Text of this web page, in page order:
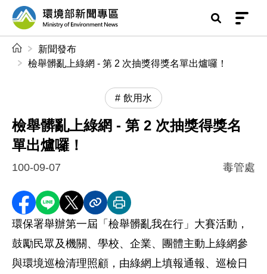
前往中央內容區塊
環境部新聞專區
新聞發布
檢舉髒亂上綠網 - 第 2 次抽獎得獎名單出爐囉！
飲用水
檢舉髒亂上綠網 - 第 2 次抽獎得獎名
單出爐囉！
100-09-07 毒管處
分享至 Facebook
分享到 LINE
分享到 X分享內容連結
列印本頁
環保署舉辦第一屆「檢舉髒亂我在行」大賽活動，
鼓勵民眾及機關、學校、企業、團體主動上綠網參
與環境巡檢清理照顧，由綠網上填報通報、巡檢日